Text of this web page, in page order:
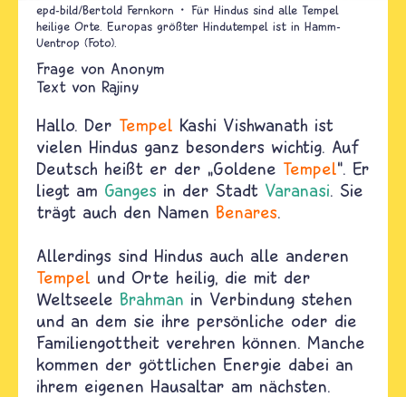
epd-bild/Bertold Fernkorn
Für Hindus sind alle Tempel
heilige Orte. Europas größter Hindutempel ist in Hamm-
Uentrop (Foto).
Anonym
Text von Rajiny
Hallo. Der Tempel Kashi Vishwanath ist
vielen Hindus ganz besonders wichtig. Auf
Deutsch heißt er der „Goldene Tempel“. Er
liegt am Ganges in der Stadt Varanasi. Sie
trägt auch den Namen Benares.
Allerdings sind Hindus auch alle anderen
Tempel und Orte heilig, die mit der
Weltseele Brahman in Verbindung stehen
und an dem sie ihre persönliche oder die
Familiengottheit verehren können. Manche
kommen der göttlichen Energie dabei an
ihrem eigenen Hausaltar am nächsten.